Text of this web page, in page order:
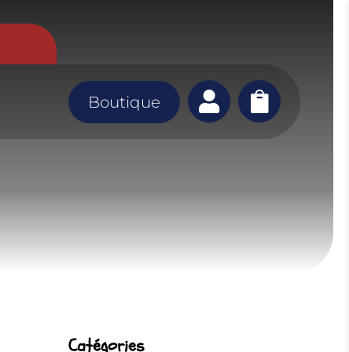
Boutique  
Catégories